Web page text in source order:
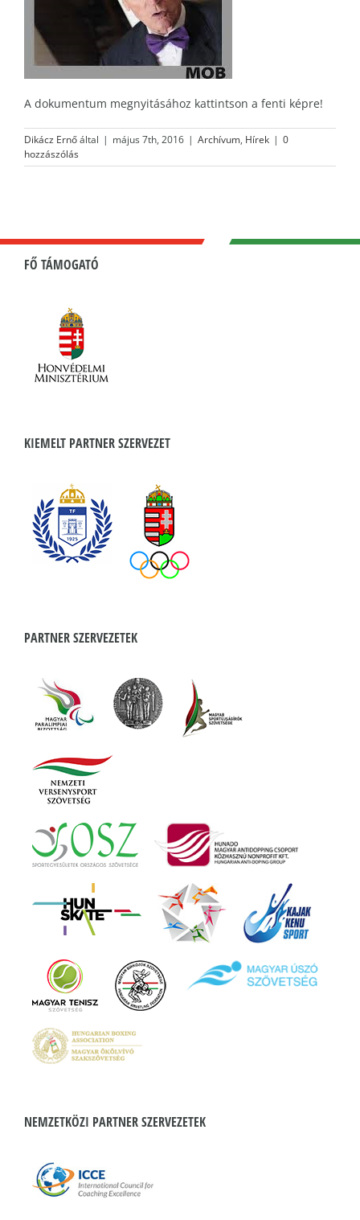
A dokumentum megnyitásához kattintson a fenti képre!
Dikácz Ernőáltal | május 7th, 2016 | Archívum, Hírek | 0
hozzászólás
FŐ TÁMOGATÓ
KIEMELT PARTNER SZERVEZET
PARTNER SZERVEZETEK
NEMZETKÖZI PARTNER SZERVEZETEK